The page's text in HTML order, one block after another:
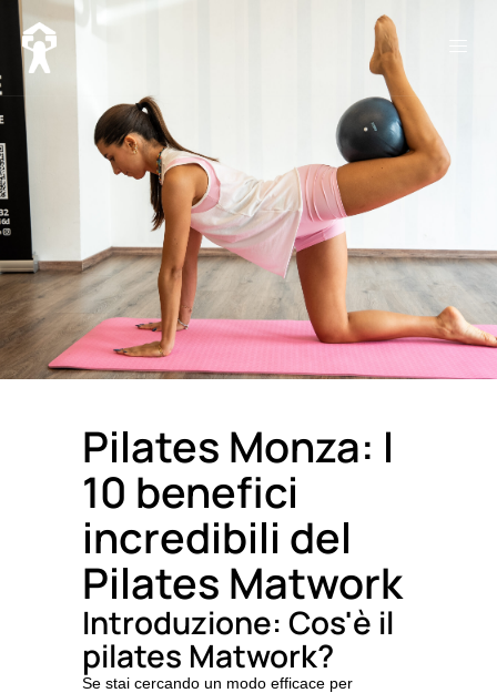
Pilates Monza: I
10 benefici
incredibili del
Pilates Matwork
Introduzione: Cos'è il
pilates Matwork?
Se stai cercando un modo efficace per